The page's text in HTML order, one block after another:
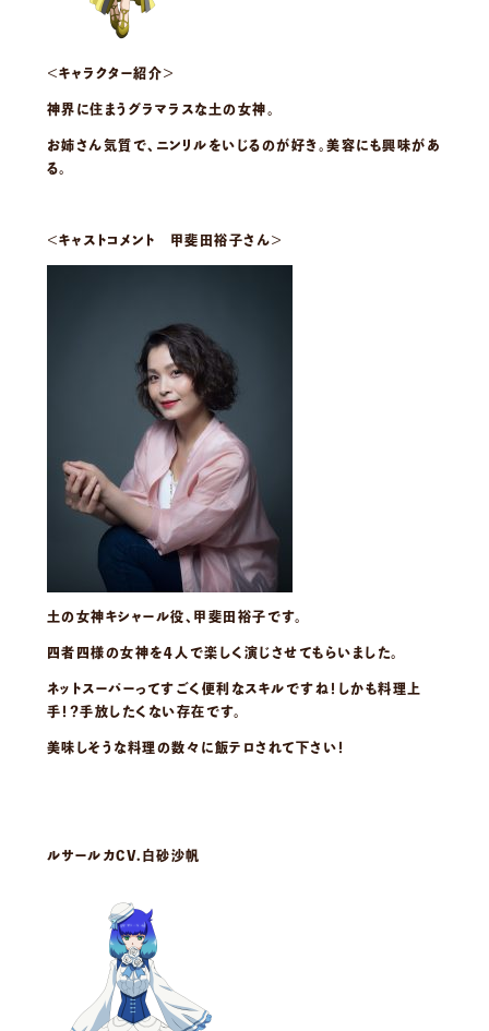
＜キャラクター紹介＞
神界に住まうグラマラスな土の女神。
お姉さん気質で、ニンリルをいじるのが好き。美容にも興味があ
る。
＜キャストコメント 甲斐田裕子さん＞
土の女神キシャール役、甲斐田裕子です。
四者四様の女神を４人で楽しく演じさせてもらいました。
ネットスーパーってすごく便利なスキルですね！しかも料理上
手！？手放したくない存在です。
美味しそうな料理の数々に飯テロされて下さい！
ルサールカCV.白砂沙帆